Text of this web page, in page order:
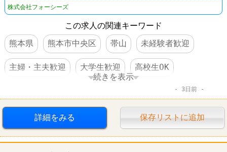
株式会社フォーシーズ
この求人の関連キーワード
熊本県
熊本市中央区 帯山 未経験者歓迎
主婦・主夫歓迎 大学生歓迎 高校生OK
車・バイク通勤可 ピザ ピザーラ
続きを表示
3日前
詳細をみる 保存リストに追加